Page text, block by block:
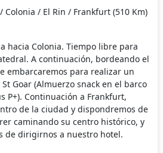
Colonia / El Rin / Frankfurt (510 Km)
hacia Colonia. Tiempo libre para
A continuación, bordeando el
embarcaremos para realizar un
Goar (Almuerzo snack en el barco
P+). Continuación a Frankfurt,
de la ciudad y dispondremos de
caminando su centro histórico, y
de dirigirnos a nuestro hotel.